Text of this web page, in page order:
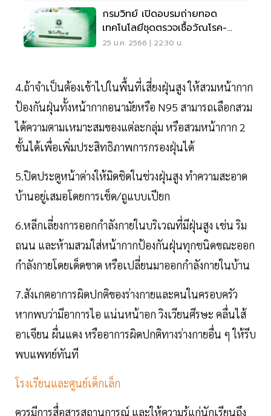
กรมวิทย์ เปิดอบรมถ่ายทอด
เทคโนโลยีชุดตรวจเชื้อวัณโรค-
กัญชา
25 ม.ค. 2566 | 22:30 น.
4.ถ้าจำเป็นต้องเข้าไปในพื้นที่เสี่ยงฝุ่นสูง ให้สวมหน้ากาก
ป้องกันฝุ่นทั้งหน้ากากอนามัยหรือ N95 สามารถเลือกสวม
ได้ความตามเหมาะสมของแต่ละกลุ่ม หรือสวมหน้ากาก 2
ชั้นได้เพื่อเพิ่มประสิทธิภาพการกรองฝุ่นได้
5.ปิดประตูหน้าต่างให้มิดชิดในช่วงฝุ่นสูง ทำความสะอาด
บ้านอยู่เสมอโดยการเช็ด/ถูแบบเปียก
6.หลีกเลี่ยงการออกกำลังกายในบริเวณที่มีฝุ่นสูง เช่น ริม
ถนน และห้ามสวมใส่หน้ากากป้องกันฝุ่นทุกชนิดขณะออก
กำลังกายโดยเด็ดขาด หรือเปลี่ยนมาออกกำลังกายในบ้าน
7.สังเกตอาการผิดปกติของร่างกายและคนในครอบครัว
หากพบว่ามีอาการไอ แน่นหน้าอก วิงเวียนศีรษะ คลื่นไส้
อาเจียน ผื่นแดง หรืออาการผิดปกติทางร่างกายอื่น ๆ ให้รีบ
พบแพทย์ทันที
โรงเรียนและศูนย์เด็กเล็ก
ควรมีการสื่อสารสถานการณ์ และให้ความรู้แก่นักเรียนถึง